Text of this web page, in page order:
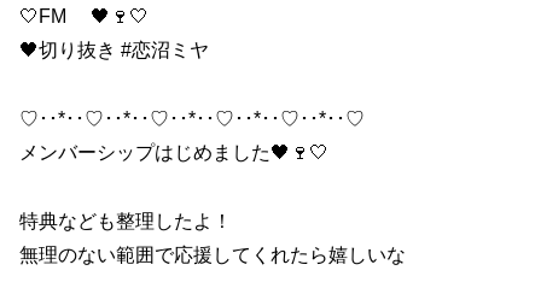
🤍FM 🖤🍷🤍
🖤切り抜き #恋沼ミヤ
♡･･*･･♡･･*･･♡･･*･･♡･･*･･♡･･*･･♡
メンバーシップはじめました🖤🍷🤍
特典なども整理したよ！
無理のない範囲で応援してくれたら嬉しいな